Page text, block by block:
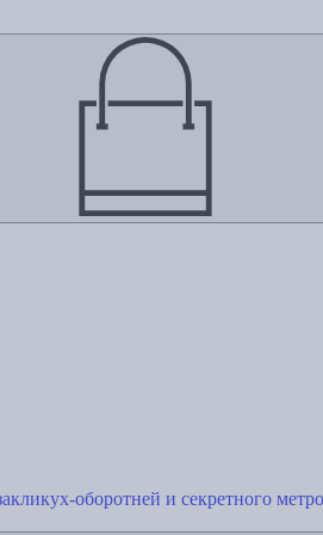
оборотней и секретного метро